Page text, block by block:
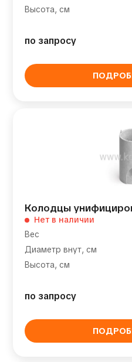
Высота, см
по запросу
Колодцы
Нет в наличии
Вес
Диаметр внут, см
Высота, см
по запросу